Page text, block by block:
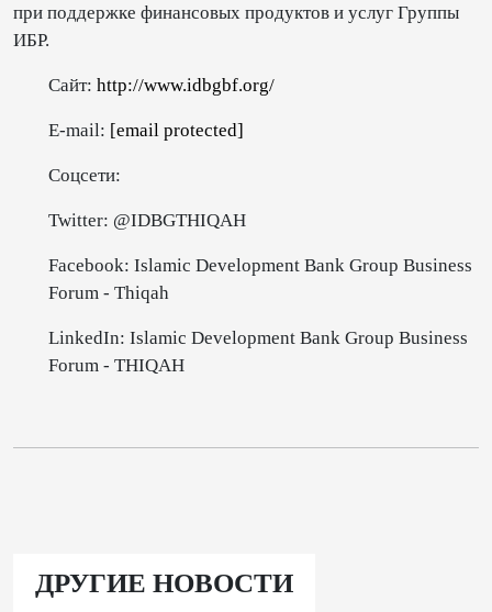
при поддержке финансовых продуктов и услуг Группы
ИБР.
Сайт: http://www.idbgbf.org/
E-mail: [email protected]
Соцсети:
Twitter: @IDBGTHIQAH
Facebook: Islamic Development Bank Group Business
Forum - Thiqah
LinkedIn: Islamic Development Bank Group Business
Forum - THIQAH
ДРУГИЕ НОВОСТИ